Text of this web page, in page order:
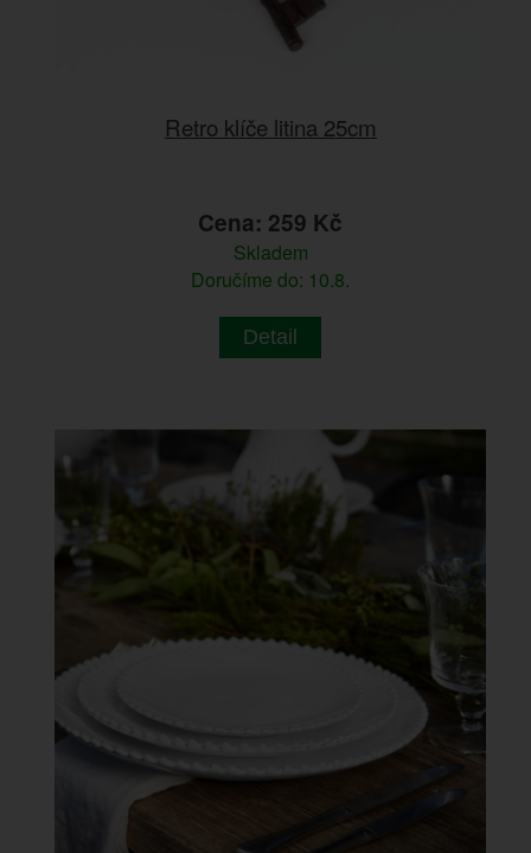
Retro klíče litina 25cm
Cena: 259 Kč
Skladem
Doručíme do: 10.8.
Detail